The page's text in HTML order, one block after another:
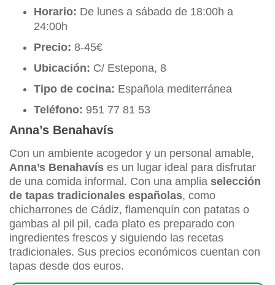
Horario: De lunes a sábado de 18:00h a
24:00h
Precio: 8-45€
Ubicación: C/ Estepona, 8
Tipo de cocina: Española mediterránea
Teléfono: 951 77 81 53
Anna’s Benahavís
Con un ambiente acogedor y un personal amable,
Anna’s Benahavís es un lugar ideal para disfrutar
de una comida informal. Con una amplia selección
de tapas tradicionales españolas, como
chicharrones de Cádiz, flamenquín con patatas o
gambas al pil pil, cada plato es preparado con
ingredientes frescos y siguiendo las recetas
tradicionales. Sus precios económicos cuentan con
tapas desde dos euros.